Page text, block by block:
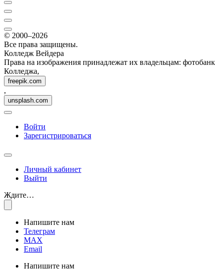
© 2000–2026
Все права защищены.
Колледж Вейдера
Права на изображения принадлежат их владельцам: фотобанк
Колледжа,
freepik.com
,
unsplash.com
Войти
Зарегистрироваться
Личный кабинет
Выйти
Ждите…
Напишите нам
Телеграм
MAX
Email
Напишите нам